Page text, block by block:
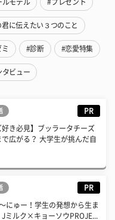
ルモデル #プレゼント
に伝えたい３つのこと
#診断 #恋愛特集
タビュー
PR
好き必見】ブッラータチーズ
で広がる？ 大学生が挑んだ自
PR
にゅー！学生の発想から生ま
ルク×キョーソウPROJE...